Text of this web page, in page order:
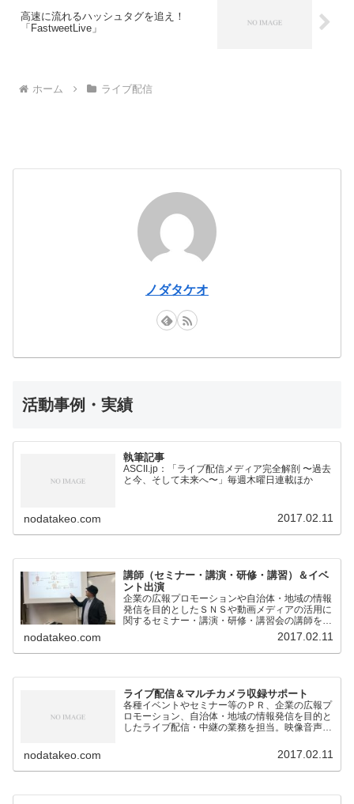
高速に流れるハッシュタグを追え！
「FastweetLive」
ホーム ライブ配信
ノダタケオ
活動事例・実績
執筆記事
ASCII.jp：「ライブ配信メディア完全解剖 〜過去
と今、そして未来へ〜」毎週木曜日連載ほか
nodatakeo.com 2017.02.11
講師（セミナー・講演・研修・講習）＆イベ
ント出演
企業の広報プロモーションや自治体・地域の情報
発信を目的としたＳＮＳや動画メディアの活用に
関するセミナー・講演・研修・講習会の講師を担
nodatakeo.com 2017.02.11
ライブ配信＆マルチカメラ収録サポート
各種イベントやセミナー等のＰＲ、企業の広報プ
ロモーション、自治体・地域の情報発信を目的と
したライブ配信・中継の業務を担当。映像音声の
nodatakeo.com 2017.02.11